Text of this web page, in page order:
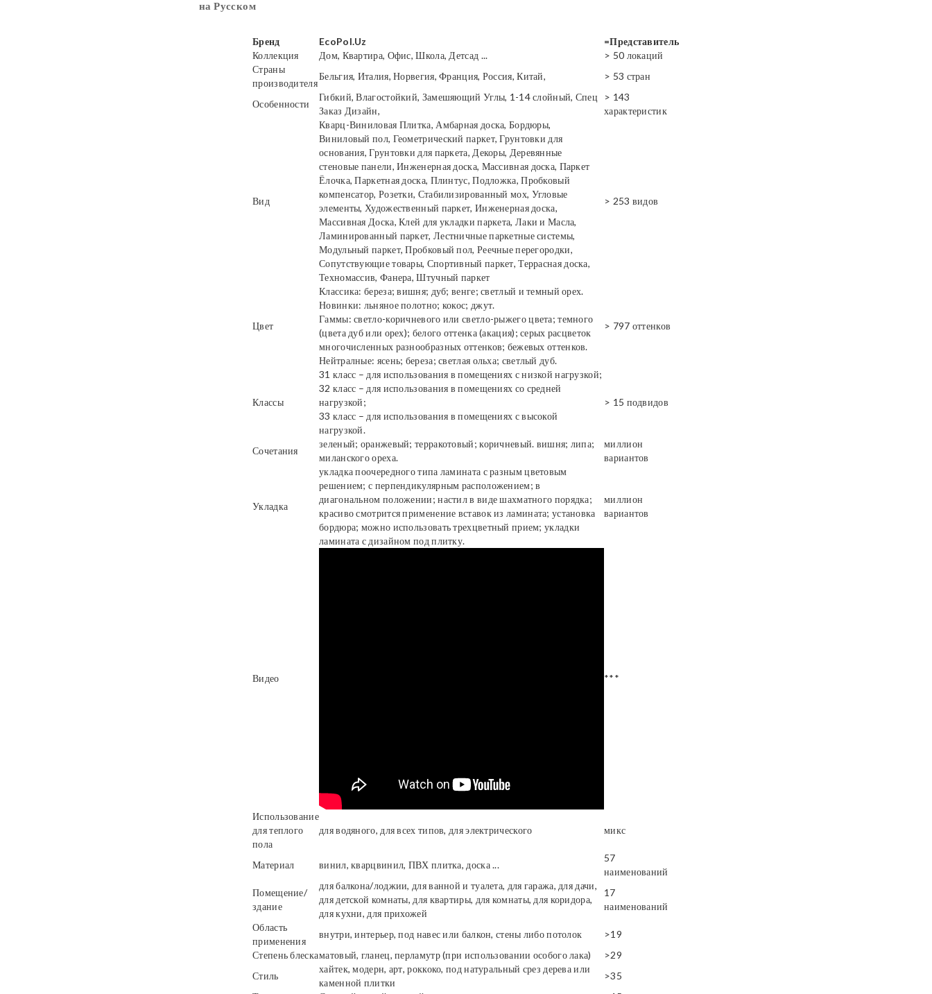
на Русском
Бренд EcoPol.Uz
=Представитель
Коллекция
Дом, Квартира, Офис, Школа, Детсад ...
> 50 локаций
Страны
производителя
Бельгия, Италия, Норвегия, Франция, Россия, Китай, > 53 стран
Особенности
Гибкий, Влагостойкий, Замешяющий Углы, 1-14 слойный, Спец
Заказ Дизайн,
> 143
характеристик
Вид
Кварц-Виниловая Плитка, Амбарная доска, Бордюры,
Виниловый пол, Геометрический паркет, Грунтовки для
основания, Грунтовки для паркета, Декоры, Деревянные
стеновые панели, Инженерная доска, Массивная доска, Паркет
Ёлочка, Паркетная доска, Плинтус, Подложка, Пробковый
компенсатор, Розетки, Стабилизированный мох, Угловые
элементы, Художественный паркет, Инженерная доска,
Массивная Доска, Клей для укладки паркета, Лаки и Масла,
Ламинированный паркет, Лестничные паркетные системы,
Модульный паркет, Пробковый пол, Реечные перегородки,
Сопутствующие товары, Спортивный паркет, Террасная доска,
Техномассив, Фанера, Штучный паркет
> 253 видов
Цвет
Классика: береза; вишня; дуб; венге; светлый и темный орех.
Новинки: льняное полотно; кокос; джут.
Гаммы: светло-коричневого или светло-рыжего цвета; темного
(цвета дуб или орех); белого оттенка (акация); серых расцветок
многочисленных разнообразных оттенков; бежевых оттенков.
Нейтралные: ясень; береза; светлая ольха; светлый дуб.
> 797 оттенков
Классы
31 класс – для использования в помещениях с низкой нагрузкой;
32 класс – для использования в помещениях со средней
нагрузкой;
33 класс – для использования в помещениях с высокой
нагрузкой.
> 15 подвидов
Сочетания
зеленый; оранжевый; терракотовый; коричневый. вишня; липа;
миланского ореха.
миллион
вариантов
Укладка
укладка поочередного типа ламината с разным цветовым
решением; с перпендикулярным расположением; в
диагональном положении; настил в виде шахматного порядка;
красиво смотрится применение вставок из ламината; установка
бордюра; можно использовать трехцветный прием; укладки
ламината с дизайном под плитку.
миллион
вариантов
Видео ***
Использование
для теплого
пола
для водяного, для всех типов, для электрического микс
Материал винил, кварцвинил, ПВХ плитка, доска ...
57
наименований
Помещение/
здание
для балкона/лоджии, для ванной и туалета, для гаража, для дачи,
для детской комнаты, для квартиры, для комнаты, для коридора,
для кухни, для прихожей
17
наименований
Область
применения
внутри, интерьер, под навес или балкон, стены либо потолок
>19
Степень блескаматовый, гланец, перламутр (при использовании особого лака)
>29
Стиль
хайтек, модерн, арт, роккоко, под натуральный срез дерева или
каменной плитки
>35